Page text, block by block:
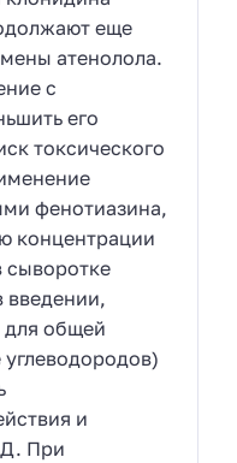
еще
атенолола.
с
его
токсического
фенотиазина,
концентрации
сыворотке
для общей
и
При